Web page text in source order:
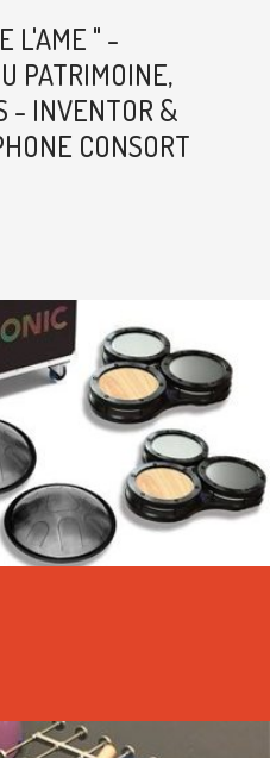
L'AME " -
PATRIMOINE,
- INVENTOR &
CONSORT